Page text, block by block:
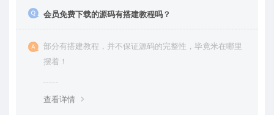
会员免费下载的源码有搭建教程吗？
部分有搭建教程，并不保证源码的完整性，毕竟米在哪里
摆着！
查看详情